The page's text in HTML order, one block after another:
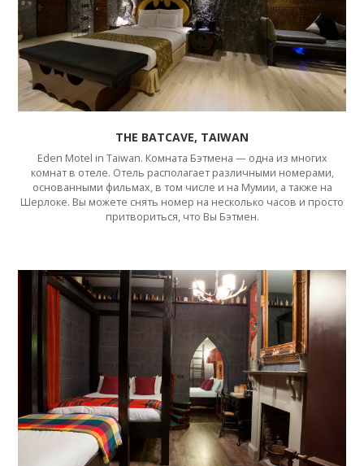
THE BATCAVE, TAIWAN
Eden Motel in Taiwan. Комната Бэтмена — одна из многих
комнат в отеле. Отель располагает различными номерами,
основанными фильмах, в том числе и на Мумии, а также на
Шерлоке. Вы можете снять номер на несколько часов и просто
притвориться, что Вы Бэтмен.